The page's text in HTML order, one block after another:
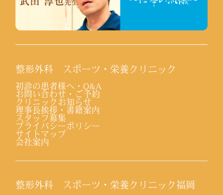
整形外科 スポーツ・栄養クリニック
初診の患者様へ・Q&A
お問い合わせ・ご予約
クリニックお知らせ
理事長挨拶・書籍案内
スタッフ募集
プライバシーポリシー
サイトマップ
会社案内
整形外科 スポーツ・栄養クリニック福岡